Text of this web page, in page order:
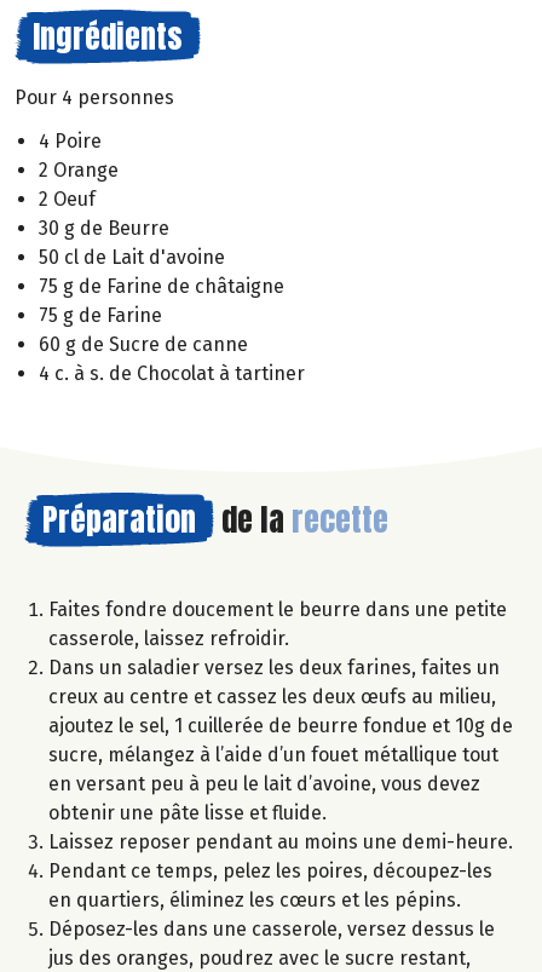
Ingrédients
Pour 4 personnes
4 Poire
2 Orange
2 Oeuf
30 g de Beurre
50 cl de Lait d'avoine
75 g de Farine de châtaigne
75 g de Farine
60 g de Sucre de canne
4 c. à s. de Chocolat à tartiner
Préparation de la recette
Faites fondre doucement le beurre dans une petite
casserole, laissez refroidir.
Dans un saladier versez les deux farines, faites un
creux au centre et cassez les deux œufs au milieu,
ajoutez le sel, 1 cuillerée de beurre fondue et 10g de
sucre, mélangez à l’aide d’un fouet métallique tout
en versant peu à peu le lait d’avoine, vous devez
obtenir une pâte lisse et fluide.
Laissez reposer pendant au moins une demi-heure.
Pendant ce temps, pelez les poires, découpez-les
en quartiers, éliminez les cœurs et les pépins.
Déposez-les dans une casserole, versez dessus le
jus des oranges, poudrez avec le sucre restant,